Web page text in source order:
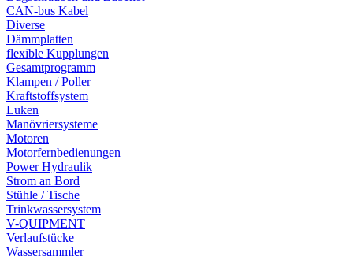
CAN-bus Kabel
Diverse
Dämmplatten
flexible Kupplungen
Gesamtprogramm
Klampen / Poller
Kraftstoffsystem
Luken
Manövriersysteme
Motoren
Motorfernbedienungen
Power Hydraulik
Strom an Bord
Stühle / Tische
Trinkwassersystem
V-QUIPMENT
Verlaufstücke
Wassersammler